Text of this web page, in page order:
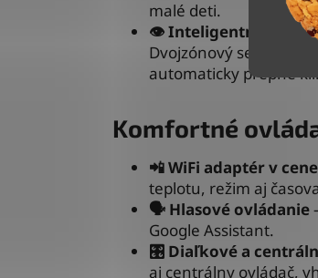
malé deti.
👁️ Inteligentné
Dvojzónový senzor
automaticky prepne
Komfortné
📲 WiFi adaptér v cene
teplotu, režim aj
🗣️ Hlasové ovládanie
Google Assistant.
🎛️ Diaľkové a
aj centrálny ovládač,